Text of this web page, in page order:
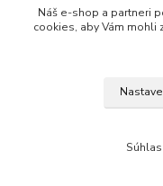
www.auto-techna.sk
www.moto-diel.sk
www.krby-kotly.sk
www.stavebnictvo-
www.moto-
Náš e-shop a partneri
cookies, aby Vám mohli